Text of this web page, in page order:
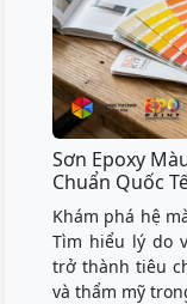
Sơn Epoxy
Chuẩn Quốc
Khám phá hệ
Tìm hiểu lý do
trở thành tiêu
và thẩm mỹ